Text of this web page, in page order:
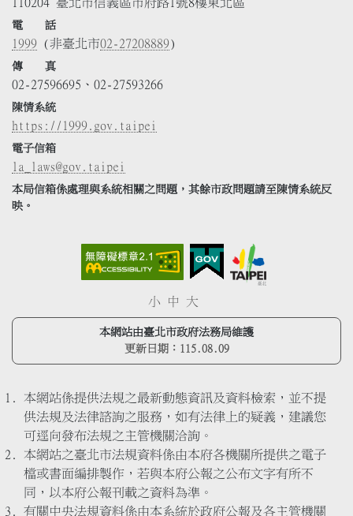
110204 臺北市信義區市府路1號8樓東北區
電 話
1999 (非臺北市02-27208889)
傳 真
02-27596695、02-27593266
陳情系統
https://1999.gov.taipei
電子信箱
la_laws@gov.taipei
本局信箱係處理與系統相關之問題，其餘市政問題請至陳情系統反
映。
小 中 大
本網站由臺北市政府法務局維護
更新日期： 115.08.09
本網站係提供法規之最新動態資訊及資料檢索，並不提
供法規及法律諮詢之服務，如有法律上的疑義，建議您
可逕向發布法規之主管機關洽詢。
本網站之臺北市法規資料係由本府各機關所提供之電子
檔或書面編排製作，若與本府公報之公布文字有所不
同，以本府公報刊載之資料為準。
有關中央法規資料係由本系統於政府公報及各主管機關